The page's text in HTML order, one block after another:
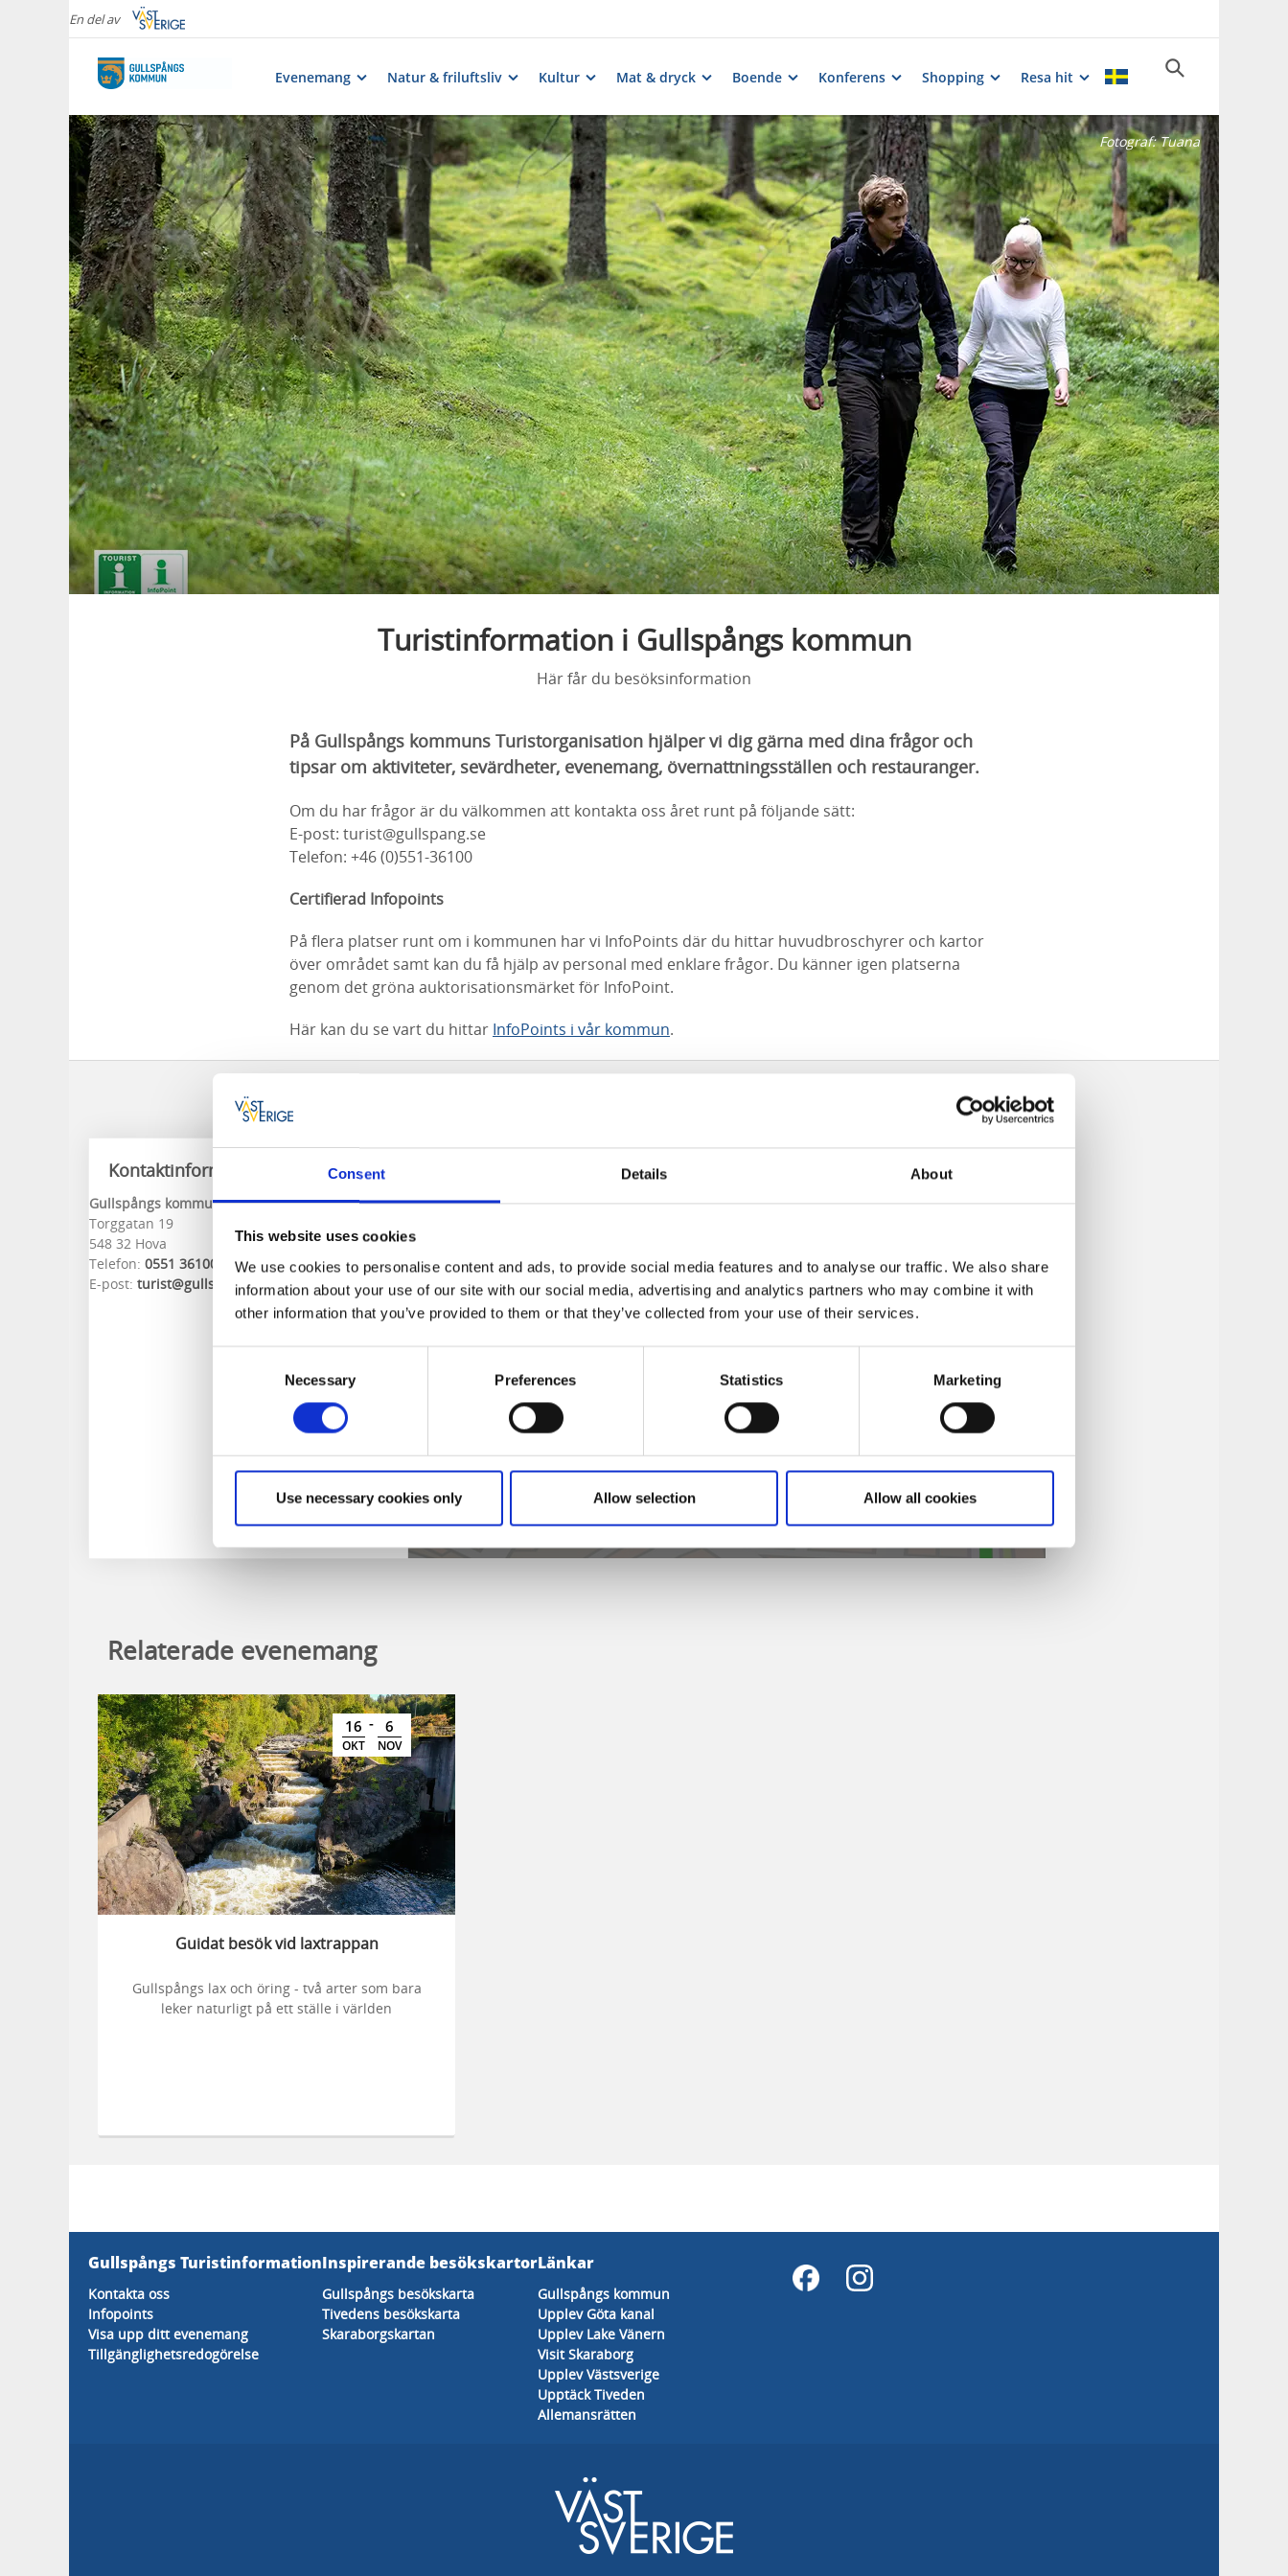
Consent Details About
This website uses cookies
We use cookies to personalise content and ads, to provide social media features and to analyse our traffic. We also share
information about your use of our site with our social media, advertising and analytics partners who may combine it with
other information that you’ve provided to them or that they’ve collected from your use of their services.
Necessary Preferences Statistics Marketing
Use necessary cookies only Allow selection Allow all cookies
En del av
Evenemang Natur & friluftsliv Kultur Mat & dryck Boende Konferens Shopping Resa hit
Fotograf:Tuana
Turistinformation i Gullspångs kommun
Här får du besöksinformation
På Gullspångs kommuns Turistorganisation hjälper vi dig gärna med dina frågor och
tipsar om aktiviteter, sevärdheter, evenemang, övernattningsställen och restauranger.
Om du har frågor är du välkommen att kontakta oss året runt på följande sätt:
E-post: turist@gullspang.se
Telefon: +46 (0)551-36100
Certifierad Infopoints
På flera platser runt om i kommunen har vi InfoPoints där du hittar huvudbroschyrer och kartor
över området samt kan du få hjälp av personal med enklare frågor. Du känner igen platserna
genom det gröna auktorisationsmärket för InfoPoint.
Här kan du se vart du hittar InfoPoints i vår kommun.
Kontaktinformation
Gullspångs kommun - Turistorganisation
Torggatan 19
548 32 Hova
Telefon: 0551 36100
E-post: turist@gullspang.se
Klicka för att visa karta
Relaterade evenemang
16
OKT
- 6
NOV
Guidat besök vid laxtrappan
Gullspångs lax och öring - två arter som bara
leker naturligt på ett ställe i världen
Gullspångs Turistinformation
Kontakta oss
Infopoints
Visa upp ditt evenemang
Tillgänglighetsredogörelse
Inspirerande besökskartor
Gullspångs besökskarta
Tivedens besökskarta
Skaraborgskartan
Länkar
Gullspångs kommun
Upplev Göta kanal
Upplev Lake Vänern
Visit Skaraborg
Upplev Västsverige
Upptäck Tiveden
Allemansrätten